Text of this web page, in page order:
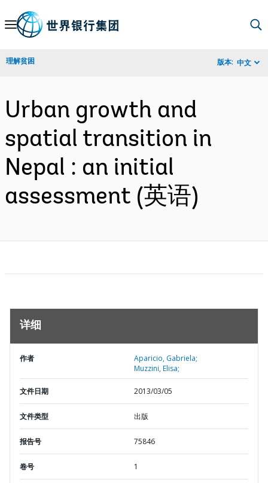
Skip
Navigation
理解贫困 版本: 中文
Urban growth and
spatial transition in
Nepal : an initial
assessment (英语)
详细
作者
Aparicio, Gabriela;
Muzzini, Elisa;
文件日期 2013/03/05
文件类型 出版
报告号 75846
卷号 1